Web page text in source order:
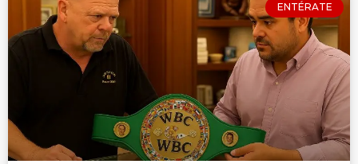
ENTÉRATE